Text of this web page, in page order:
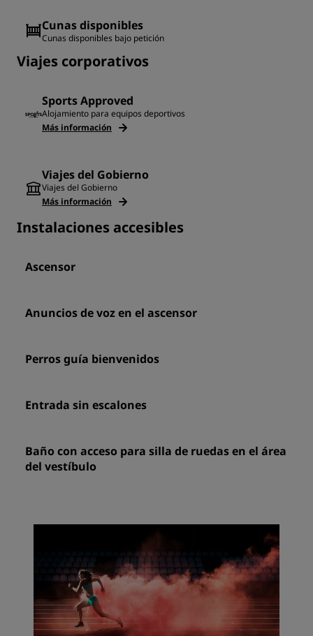
Cunas disponibles
Cunas disponibles bajo petición
Viajes corporativos
Sports Approved
Alojamiento para equipos deportivos
Más información
Viajes del Gobierno
Viajes del Gobierno
Más información
Instalaciones accesibles
Ascensor
Anuncios de voz en el ascensor
Perros guía bienvenidos
Entrada sin escalones
Baño con acceso para silla de ruedas en el área
del vestíbulo